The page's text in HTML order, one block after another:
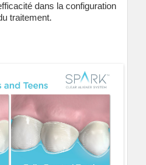
dans la configuration
traitement.